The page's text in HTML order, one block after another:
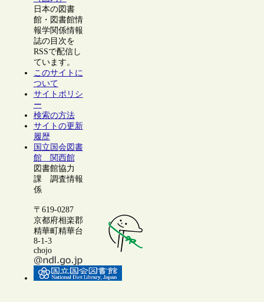
日本の図書
館・図書館情
報学関係情報
誌の目次を
RSSで配信し
ています。
このサイトに
ついて
サイトポリシ
ー
検索の方法
サイトの更新
履歴
国立国会図書
館 関西館
図書館協力
課 調査情報
係
〒619-0287
京都府相楽郡
精華町精華台
8-1-3
chojo